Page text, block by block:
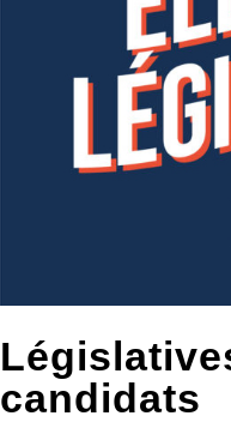
candidats